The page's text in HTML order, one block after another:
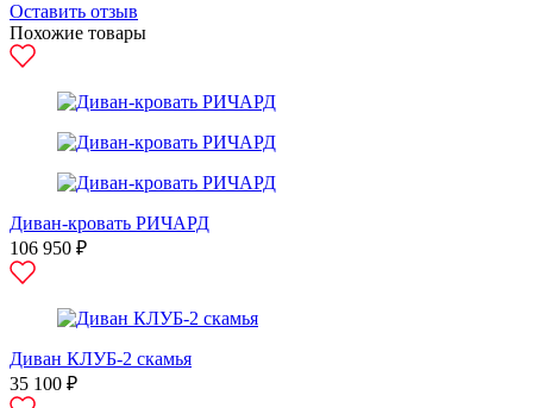
Оставить отзыв
Похожие товары
Диван-кровать РИЧАРД
106 950 ₽
Диван КЛУБ-2 скамья
35 100 ₽